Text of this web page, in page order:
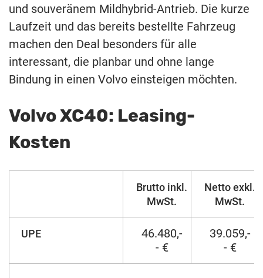
und souveränem Mildhybrid-Antrieb. Die kurze
Laufzeit und das bereits bestellte Fahrzeug
machen den Deal besonders für alle
interessant, die planbar und ohne lange
Bindung in einen Volvo einsteigen möchten.
Volvo XC40: Leasing-
Kosten
Brutto inkl.
MwSt.
Netto exkl.
MwSt.
UPE
46.480,-
- €
39.059,-
- €